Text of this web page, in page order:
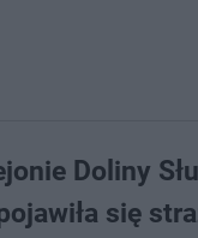
Doliny
się